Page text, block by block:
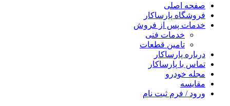
صفحه اصلی
فروشگاه پارساکار
خدمات پس از فروش
خدمات فنی
تامین قطعات
درباره پارساکار
تماس با پارساکار
مجله خودرو
مقایسه
ورود / فرم ثبت نام